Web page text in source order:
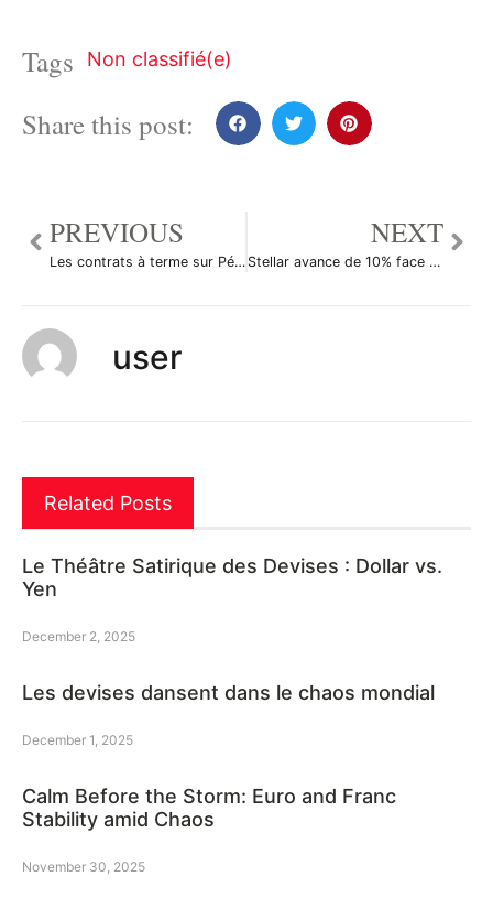
Tags Non classifié(e)
Share this post:
PREVIOUS
Les contrats à terme sur Pétrole Brut ont reculé durant la séance américaine
NEXT
Stellar avance de 10% face à la confiance des investisseurs
user
Related Posts
Le Théâtre Satirique des Devises : Dollar vs.
Yen
December 2, 2025
Les devises dansent dans le chaos mondial
December 1, 2025
Calm Before the Storm: Euro and Franc
Stability amid Chaos
November 30, 2025